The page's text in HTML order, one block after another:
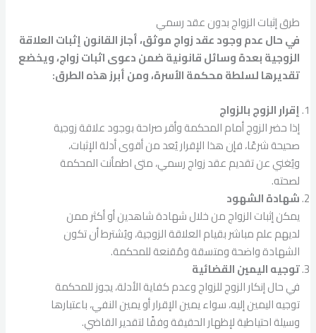
طرق إثبات الزواج بدون عقد رسمي
في حال عدم وجود عقد زواج موثق، أجاز القانون إثبات العلاقة
الزوجية بعدة وسائل قانونية ضمن دعوى اثبات زواج، ويخضع
تقديرها لسلطة محكمة الأسرة، ومن أبرز هذه الطرق:
إقرار الزوج بالزواج
إذا حضر الزوج أمام المحكمة وأقر صراحة بوجود علاقة زوجية
صحيحة شرعًا، فإن هذا الإقرار يُعد من أقوى أدلة الإثبات،
ويُغني عن تقديم عقد زواج رسمي، متى اطمأنت المحكمة
لصحته.
شهادة الشهود
يمكن إثبات الزواج من خلال شهادة شاهدين أو أكثر ممن
لديهم علم مباشر بقيام العلاقة الزوجية، ويُشترط أن تكون
الشهادة واضحة ومتسقة ومُقنعة للمحكمة.
توجيه اليمين القضائية
في حال إنكار الزوج للزواج وعدم كفاية الأدلة، يجوز للمحكمة
توجيه اليمين إليه، سواء يمين الإقرار أو يمين النفي، باعتبارها
وسيلة احتياطية لإظهار الحقيقة وفقًا لتقدير القاضي.